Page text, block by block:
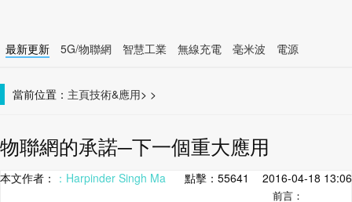
最新更新 5G/物聯網 智慧工業 無線充電 毫米波
電源
當前位置： 主頁 >
技術&應用 >
物聯網的承諾─下一個重大應用
本文作者： ：Harpinder Singh Ma 點擊： 55641 2016-04-18 13:06
前言：